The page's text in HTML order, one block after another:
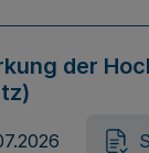
der